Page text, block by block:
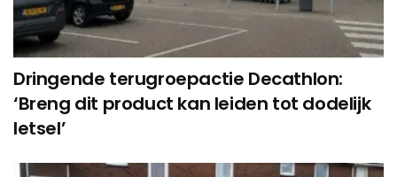
Dringende terugroepactie Decathlon:
‘Breng dit product kan leiden tot dodelijk
letsel’